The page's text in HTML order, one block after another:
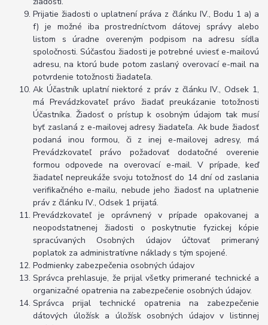
Prijatie žiadosti o uplatnení práva z článku IV., Bodu 1 a) a
f) je možné iba prostredníctvom dátovej správy alebo
listom s úradne overeným podpisom na adresu sídla
spoločnosti. Súčasťou žiadosti je potrebné uviesť e-mailovú
adresu, na ktorú bude potom zaslaný overovací e-mail na
potvrdenie totožnosti žiadateľa.
Ak Účastník uplatní niektoré z práv z článku IV., Odsek 1,
má Prevádzkovateľ právo žiadať preukázanie totožnosti
Účastníka. Žiadosť o prístup k osobným údajom tak musí
byť zaslaná z e-mailovej adresy žiadateľa. Ak bude žiadosť
podaná inou formou, či z inej e-mailovej adresy, má
Prevádzkovateľ právo požadovať dodatočné overenie
formou odpovede na overovací e-mail. V prípade, keď
žiadateľ nepreukáže svoju totožnosť do 14 dní od zaslania
verifikačného e-mailu, nebude jeho žiadosť na uplatnenie
práv z článku IV., Odsek 1 prijatá.
Prevádzkovateľ je oprávnený v prípade opakovanej a
neopodstatnenej žiadosti o poskytnutie fyzickej kópie
spracúvaných Osobných údajov účtovať primeraný
poplatok za administratívne náklady s tým spojené.
Podmienky zabezpečenia osobných údajov
Správca prehlasuje, že prijal všetky primerané technické a
organizačné opatrenia na zabezpečenie osobných údajov.
Správca prijal technické opatrenia na zabezpečenie
dátových úložísk a úložísk osobných údajov v listinnej